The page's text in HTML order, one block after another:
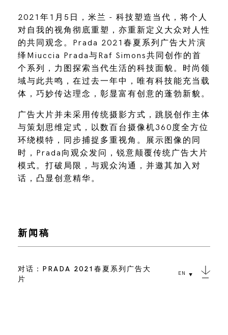
2021年1月5日，米兰 - 科技塑造当代，将个人
对自我的视角彻底重塑，亦重新定义大众对人性
的共同观念。Prada 2021春夏系列广告大片演
绎Miuccia Prada与Raf Simons共同创作的首
个系列，力图探索当代生活的科技面貌。时尚领
域与此共鸣，在过去一年中，唯有科技能充当载
体，巧妙传达理念，彰显富有创意的蓬勃新貌。
广告大片并未采用传统摄影方式，跳脱创作主体
与策划思维定式，以数百台摄像机360度全方位
环绕模特，同步捕捉多重视角。展示图像的同
时，Prada向观众发问，锐意颠覆传统广告大片
模式。打破局限，与观众沟通，并邀其加入对
话，凸显创意精华。
新闻稿
对话：PRADA 2021春夏系列广告大
片
EN